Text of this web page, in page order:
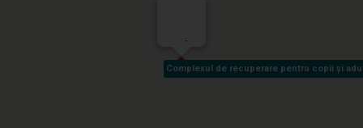
Complexul de recuperare pentru copii și
Complexul de recuperare pentru copii și
-